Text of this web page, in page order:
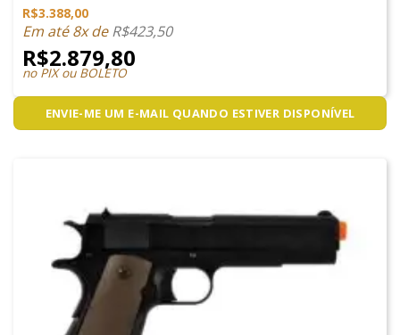
Avaliação
5.00 de 5
R$3.388,00
Em até 8x deR$423,50
R$2.879,80
no PIX ou BOLETO
ENVIE-ME UM E-MAIL QUANDO ESTIVER DISPONÍVEL